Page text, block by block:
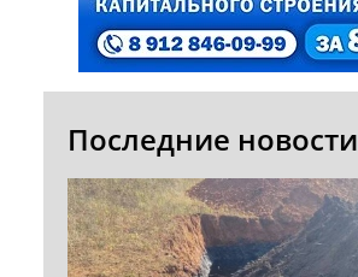
Последние новости